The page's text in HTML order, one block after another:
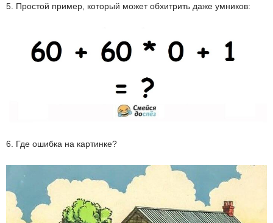
5. Простой пример, который может обхитрить даже умников:
6. Где ошибка на картинке?